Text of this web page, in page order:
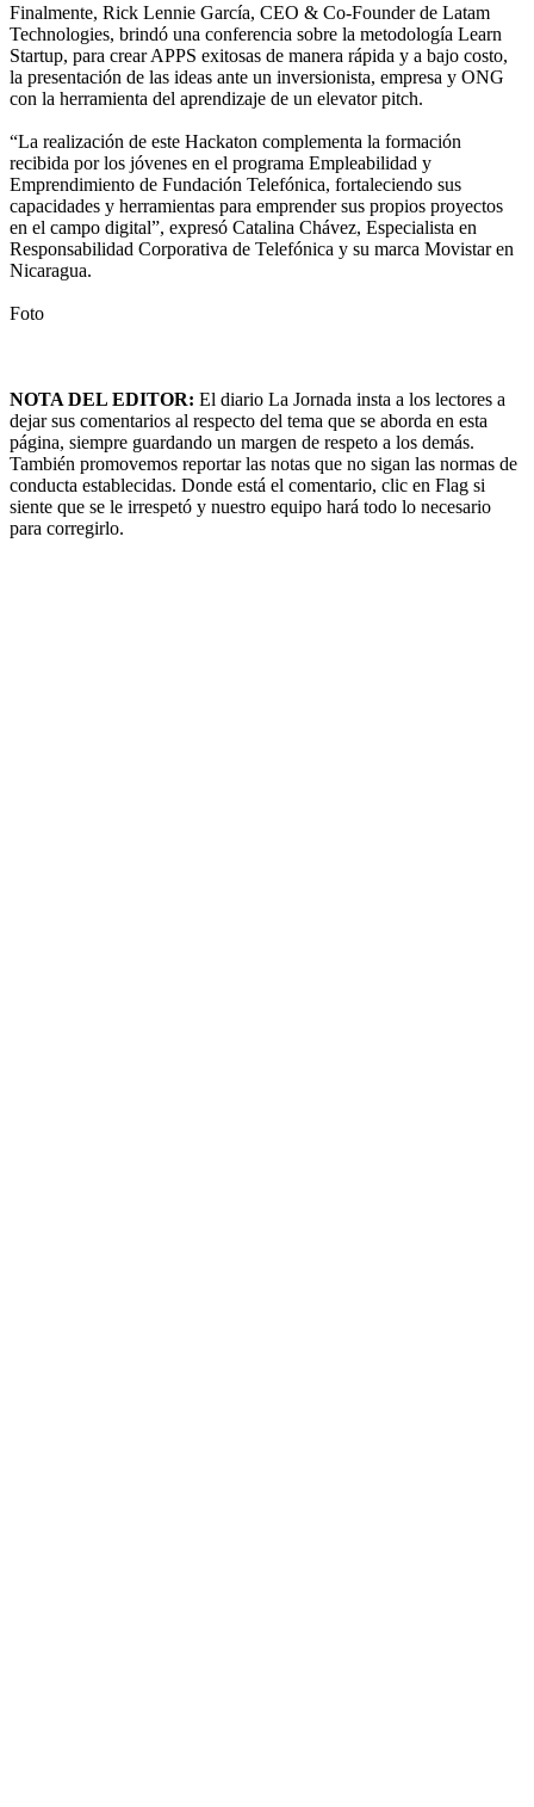
Finalmente, Rick Lennie García, CEO & Co-Founder de Latam
Technologies, brindó una conferencia sobre la metodología Learn
Startup, para crear APPS exitosas de manera rápida y a bajo costo,
la presentación de las ideas ante un inversionista, empresa y ONG
con la herramienta del aprendizaje de un elevator pitch.
“La realización de este Hackaton complementa la formación
recibida por los jóvenes en el programa Empleabilidad y
Emprendimiento de Fundación Telefónica, fortaleciendo sus
capacidades y herramientas para emprender sus propios proyectos
en el campo digital”, expresó Catalina Chávez, Especialista en
Responsabilidad Corporativa de Telefónica y su marca Movistar en
Nicaragua.
Foto
NOTA DEL EDITOR: El diario La Jornada insta a los lectores a
dejar sus comentarios al respecto del tema que se aborda en esta
página, siempre guardando un margen de respeto a los demás.
También promovemos reportar las notas que no sigan las normas de
conducta establecidas. Donde está el comentario, clic en Flag si
siente que se le irrespetó y nuestro equipo hará todo lo necesario
para corregirlo.